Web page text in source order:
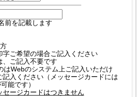
前を記載します
字ご希望の場合ご記入ください
ご記入不要です
Webのシステム上ご記入いただけ
記入ください（メッセージカードには
能です）
セージカードはつきません